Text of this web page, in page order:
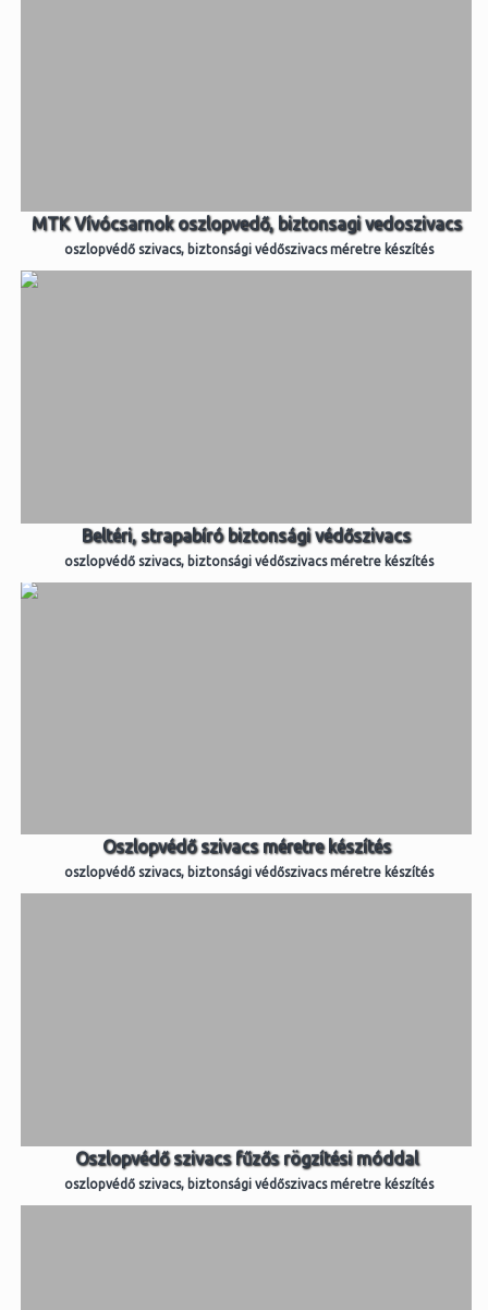
MTK Vívócsarnok oszlopvedő, biztonsagi vedoszivacs
oszlopvédő szivacs, biztonsági védőszivacs méretre készítés
Beltéri, strapabíró biztonsági védőszivacs
oszlopvédő szivacs, biztonsági védőszivacs méretre készítés
Oszlopvédő szivacs méretre készítés
oszlopvédő szivacs, biztonsági védőszivacs méretre készítés
Oszlopvédő szivacs fűzős rögzítési móddal
oszlopvédő szivacs, biztonsági védőszivacs méretre készítés